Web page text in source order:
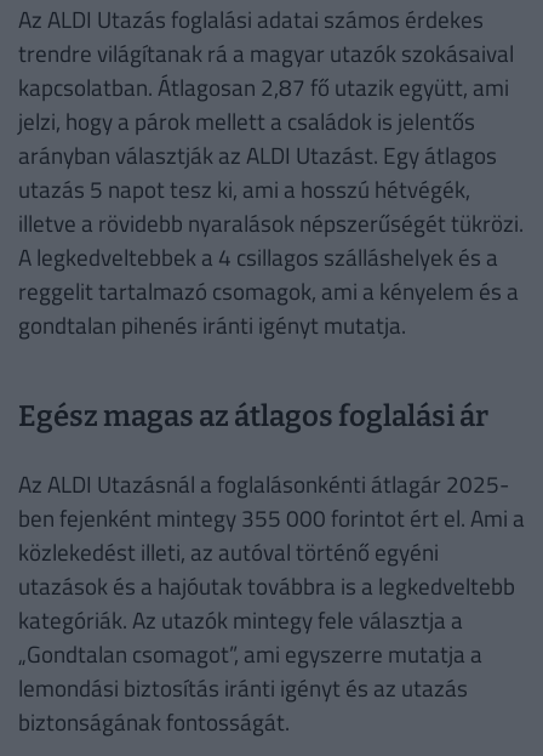
Az ALDI Utazás foglalási adatai számos érdekes
trendre világítanak rá a magyar utazók szokásaival
kapcsolatban. Átlagosan 2,87 fő utazik együtt, ami
jelzi, hogy a párok mellett a családok is jelentős
arányban választják az ALDI Utazást. Egy átlagos
utazás 5 napot tesz ki, ami a hosszú hétvégék,
illetve a rövidebb nyaralások népszerűségét tükrözi.
A legkedveltebbek a 4 csillagos szálláshelyek és a
reggelit tartalmazó csomagok, ami a kényelem és a
gondtalan pihenés iránti igényt mutatja.
Egész magas az átlagos foglalási ár
Az ALDI Utazásnál a foglalásonkénti átlagár 2025-
ben fejenként mintegy 355 000 forintot ért el. Ami a
közlekedést illeti, az autóval történő egyéni
utazások és a hajóutak továbbra is a legkedveltebb
kategóriák. Az utazók mintegy fele választja a
„Gondtalan csomagot”, ami egyszerre mutatja a
lemondási biztosítás iránti igényt és az utazás
biztonságának fontosságát.